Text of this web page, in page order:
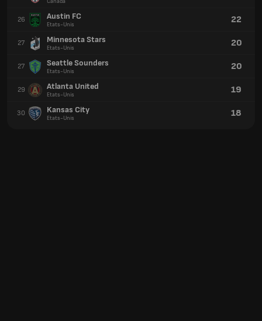
26 Austin FC
Etats-Unis 22
27 Minnesota Stars
Etats-Unis 20
27 Seattle Sounders
Etats-Unis 20
29 Atlanta United
Etats-Unis 19
30 Kansas City
Etats-Unis 18